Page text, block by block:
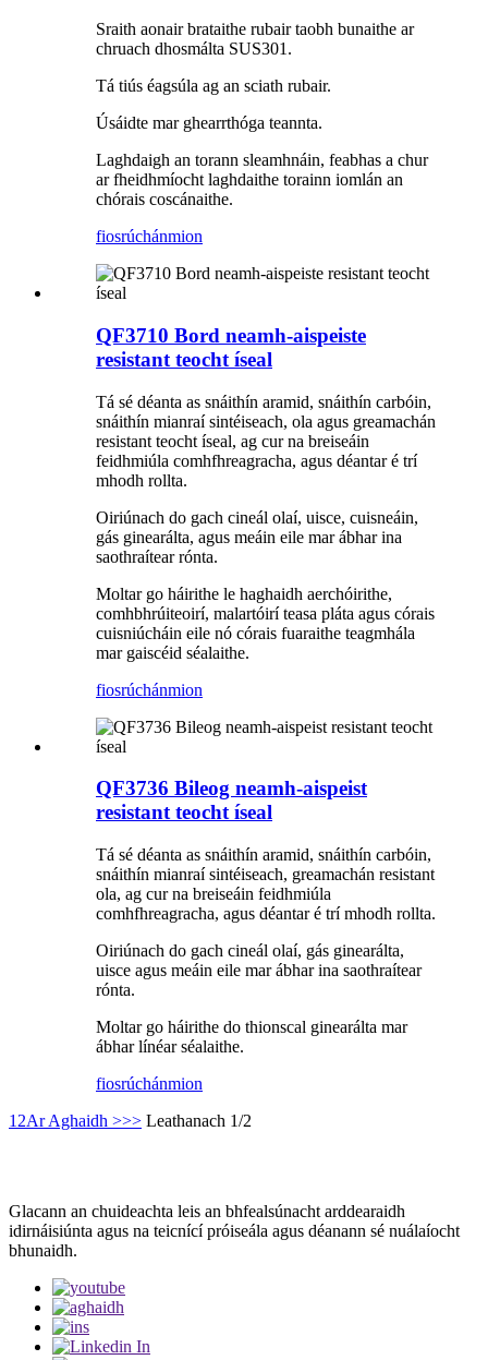
Sraith aonair brataithe rubair taobh bunaithe ar
chruach dhosmálta SUS301.
Tá tiús éagsúla ag an sciath rubair.
Úsáidte mar ghearrthóga teannta.
Laghdaigh an torann sleamhnáin, feabhas a chur
ar fheidhmíocht laghdaithe torainn iomlán an
chórais coscánaithe.
fiosrúchánmion
QF3710 Bord neamh-aispeiste
resistant teocht íseal
Tá sé déanta as snáithín aramid, snáithín carbóin,
snáithín mianraí sintéiseach, ola agus greamachán
resistant teocht íseal, ag cur na breiseáin
feidhmiúla comhfhreagracha, agus déantar é trí
mhodh rollta.
Oiriúnach do gach cineál olaí, uisce, cuisneáin,
gás ginearálta, agus meáin eile mar ábhar ina
saothraítear rónta.
Moltar go háirithe le haghaidh aerchóirithe,
comhbhrúiteoirí, malartóirí teasa pláta agus córais
cuisniúcháin eile nó córais fuaraithe teagmhála
mar gaiscéid séalaithe.
fiosrúchánmion
QF3736 Bileog neamh-aispeist
resistant teocht íseal
Tá sé déanta as snáithín aramid, snáithín carbóin,
snáithín mianraí sintéiseach, greamachán resistant
ola, ag cur na breiseáin feidhmiúla
comhfhreagracha, agus déantar é trí mhodh rollta.
Oiriúnach do gach cineál olaí, gás ginearálta,
uisce agus meáin eile mar ábhar ina saothraítear
rónta.
Moltar go háirithe do thionscal ginearálta mar
ábhar línéar séalaithe.
fiosrúchánmion
1 2Ar Aghaidh >>> Leathanach 1/2
Glacann an chuideachta leis an bhfealsúnacht arddearaidh
idirnáisiúnta agus na teicnící próiseála agus déanann sé nuálaíocht
bhunaidh.